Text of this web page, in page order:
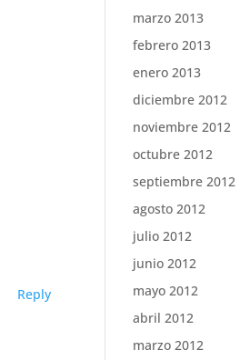
Reply
marzo 2013
febrero 2013
enero 2013
diciembre 2012
noviembre 2012
octubre 2012
septiembre 2012
agosto 2012
julio 2012
junio 2012
mayo 2012
abril 2012
marzo 2012